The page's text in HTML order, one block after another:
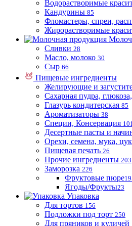
Водорастворимые
Кандурины 85
Фломастеры, спреи,
Жирорастворимые
Сливки 28
Масло, молоко 30
Сыр 66
Пищевые ингредиенты
Желирующие и
Сахарная пудра,
Глазурь кондитерская 85
Ароматизаторы 38
Специи, Консервация
Десертные пасты и
Орехи, семена, мука,
Пищевая печать 26
Прочие ингредиенты 203
Заморозка 226
Фруктовые пюре
Ягоды/Фрукты23
Упаковка
Для тортов 156
Подложки под торт 250
Для пряников и куличей